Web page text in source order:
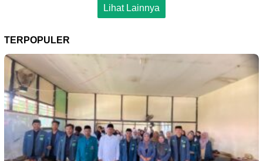
Lihat Lainnya
TERPOPULER